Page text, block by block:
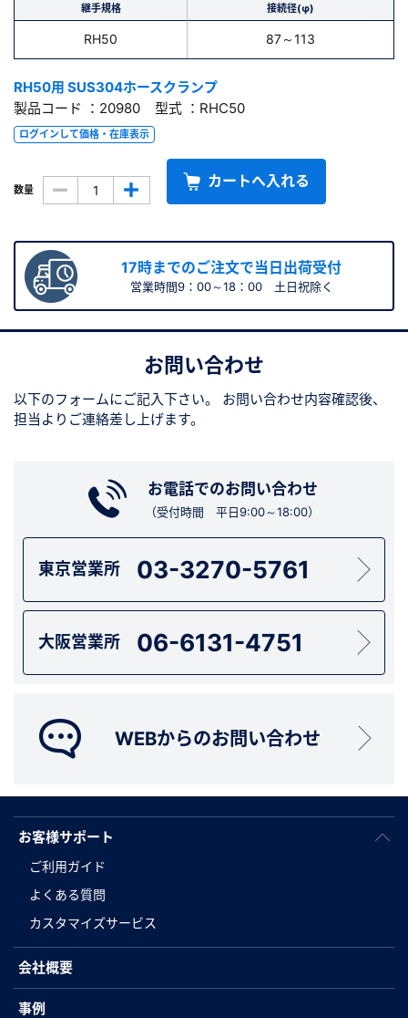
継手規格 接続径(φ)
RH50 87～113
RH50用 SUS304ホースクランプ
製品コード ：20980 型式 ：RHC50
ログインして価格・在庫表示
数量 カートへ入れる
17時までのご注文で当日出荷受付
営業時間9：00～18：00 土日祝除く
お問い合わせ
以下のフォームにご記入下さい。
お問い合わせ内容確認後、
担当よりご連絡差し上げます。
お電話でのお問い合わせ
（受付時間 平日9:00～18:00）
東京営業所 03-3270-5761
大阪営業所 06-6131-4751
WEBからのお問い合わせ
お客様サポート
ご利用ガイド
よくある質問
カスタマイズサービス
会社概要
事例